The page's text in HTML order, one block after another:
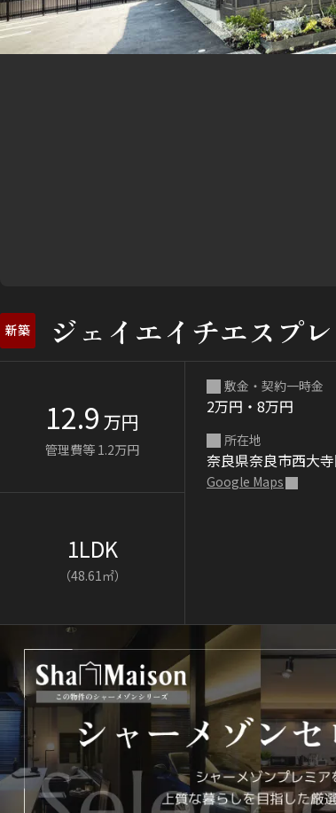
新築 ジェイエイチエスプ
12.9 万円
管理費等 1.2万円
1LDK
（48.61㎡）
敷金・契約一時金
2万円・8万円
所在地
奈良県奈良市西大
Google Maps